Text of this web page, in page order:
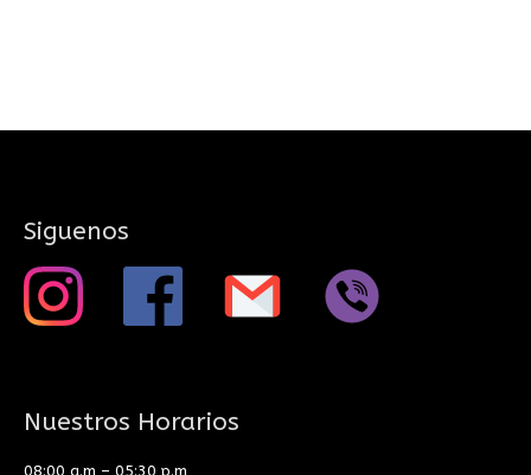
Siguenos
Nuestros Horarios
08:00 a.m – 05:30 p.m